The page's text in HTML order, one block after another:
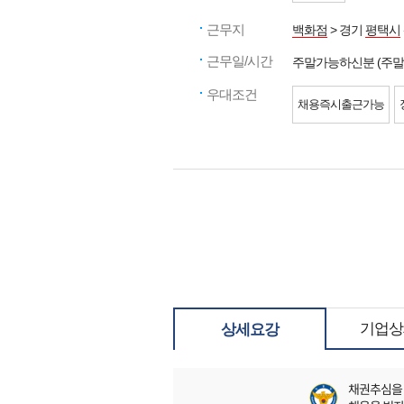
근무지 백화점 > 경기 평택시
근무일/시간 주말가능하신분 (주
우대조건
채용즉시출근가능
상세요강 기업